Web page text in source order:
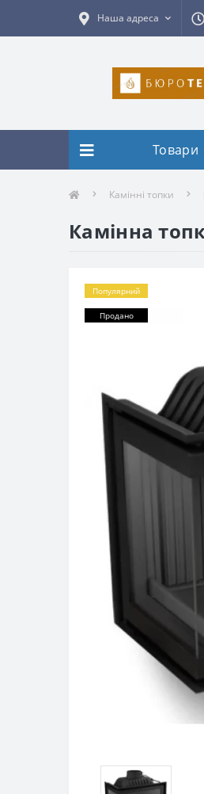
Наша адреса
Товари
Камінні топки
Камінна
Популярний
Продано